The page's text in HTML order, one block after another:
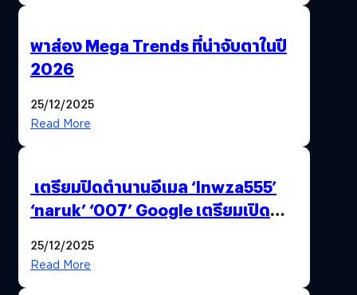
พาส่อง Mega Trends ที่น่าจับตาในปี
2026
25/12/2025
Read More
เตรียมปิดตำนานอีเมล ‘lnwza555’
‘naruk’ ‘007’ Google เตรียมเปิด
25/12/2025
Read More